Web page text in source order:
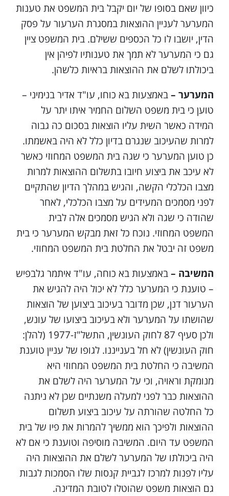
כיוון שאם בסופו של יום יקבל בית המשפט את טענות
המערער לעניין ההוצאות במסגרת הערעור על פסק
הדין, יושבו לו כל הכספים ששילם. בית המשפט ציין
גם כי המערער לא תמך את טענותיו לפיהן אין
ביכולתו לשלם את ההוצאות בראיות כלשהן.
המערער –באמצעות בא כוחו, עו"ד אדיר בנימיני –
טוען כי בית משפט השלום החמיר איתו יתר על
המידה כאשר השית עליו הוצאות בסכום כה גבוה
למרות שהעיכוב שנגרם בדיון כלל לא היה באשמתו.
כן טוען המערער כי שגה בית המשפט המחוזי כאשר
לא עיכב את ביצוע חיובו בתשלום ההוצאות למרות
מצבו הכלכלי הקשה, והגיש במהלך הדיון שהתקיים
לפני מסמכים המעידים על מצבו הכלכלי, לאחר
שהודה כי שגה ולא הגיש מסמכים אלה לבית
המשפט המחוזי. נוכח כל זאת מבקש המערער כי בית
משפט זה יבטל את החלטת בית המשפט המחוזי.
המשיבה –באמצעות בא כוחה, עו"ד איתמר גלבפיש
– טוענת כי המערער כלל לא יכול היה להגיש את
הערעור דנן, שכן מדובר בעיכוב ביצוען של הוצאות
שהושתו על המערער ולא בעיכוב ביצועו של עונש,
ולכן סעיף 87 לחוק העונשין, התשל"ז-1977 (להלן:
חוק העונשין) לא חל בענייננו. לגופו של עניין טוענת
המשיבה כי החלטת בית המשפט המחוזי היא
מנומקת וראויה, וכי על המערער היה לשלם את
ההוצאות כבר לפני למעלה משנתיים שכן לא ניתנה
כל החלטה שהורתה על עיכוב ביצוע תשלום
ההוצאות ולפיכך הוא ממשיך להמרות את פיו של בית
המשפט עד היום. המשיבה מוסיפה וטוענת כי אם לא
היה ביכולתו של המערער לשלם את ההוצאות היה
עליו לפנות למרכז לגביית קנסות שלו הסמכות לגבות
גם הוצאות משפט שהוטלו לטובת המדינה.